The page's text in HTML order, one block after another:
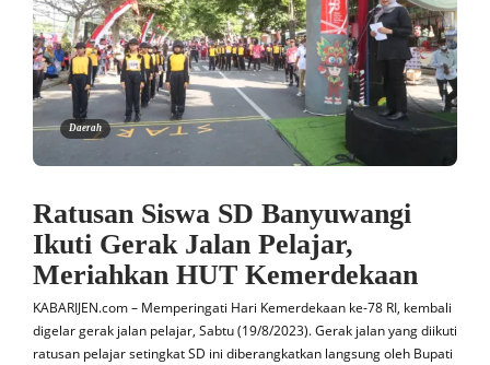
Daerah
Ratusan Siswa SD Banyuwangi
Ikuti Gerak Jalan Pelajar,
Meriahkan HUT Kemerdekaan
KABARIJEN.com – Memperingati Hari Kemerdekaan ke-78 RI, kembali
digelar gerak jalan pelajar, Sabtu (19/8/2023). Gerak jalan yang diikuti
ratusan pelajar setingkat SD ini diberangkatkan langsung oleh Bupati